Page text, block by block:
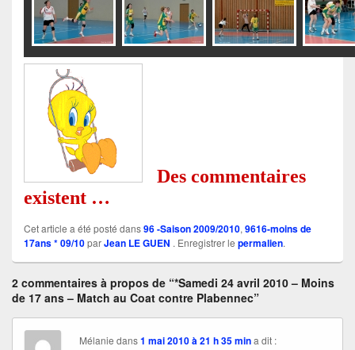
Des commentaires
existent …
Cet article a été posté dans96 -Saison 2009/2010, 9616-moins de
17ans * 09/10parJean LE GUEN . Enregistrer le permalien.
2 commentaires à propos de “*Samedi 24 avril 2010 – Moins
de 17 ans – Match au Coat contre Plabennec”
Mélanie dans1 mai 2010 à 21 h 35 min a dit :